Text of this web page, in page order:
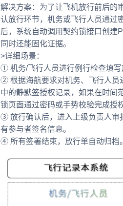
解决方案：为了让飞机放行前后的
认放行环节，机务或飞行人员通过
后，系统自动调用契约锁接口创建
同时还能固化证据。
>详细场景：
① 机务/飞行人员进行例行检查填写
② 根据海航要求对机务、飞行人员
中的静默签授权记录，如果在时间
锁页面通过密码或手势校验完成授权
③ 放行确认后，进入上级负责人审
有参与者签名信息。
④ 所有签署结束，放行单自动归档。